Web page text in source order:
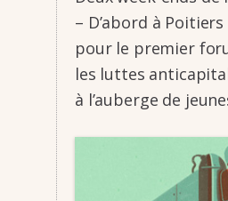
– D’abord à
pour le premier
les luttes
à l’au­­berge de